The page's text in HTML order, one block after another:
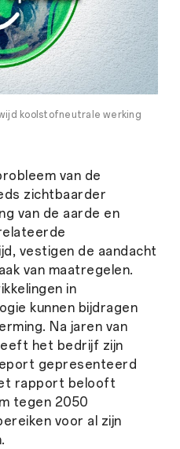
koolstofneutrale werking
van de
zichtbaarder
van de aarde en
vestigen de aandacht
van maatregelen.
in
kunnen bijdragen
Na jaren van
het bedrijf zijn
gepresenteerd
rapport belooft
tegen 2050
voor al zijn